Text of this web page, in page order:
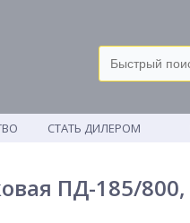
СТАТЬ ДИЛЕРОМ
ПД-185/